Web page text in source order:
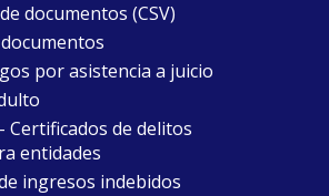
documentos (CSV)
por asistencia a juicio
Certificados de delitos
entidades
ingresos indebidos